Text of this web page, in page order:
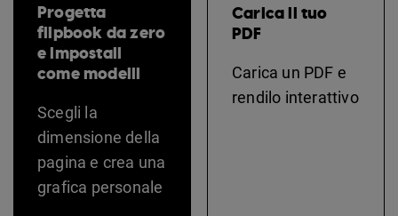
Progetta
flipbook da zero
e impostali
come modelli
Scegli la
dimensione della
pagina e crea una
grafica personale
Carica il tuo
PDF
Carica un PDF e
rendilo interattivo